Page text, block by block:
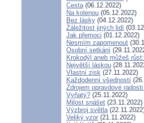
Cesta(06.12.2022)
Na kolenou (05.12.2022)
Bez lásky (04.12.2022)
Záležitost jiných lidí
Jak přemoci (01.12.2022)
Nesmím zapomenout
Osobní setkání
Krokodýl aneb můžeš
Největší láskou
Vlastní zisk (27.11.2022)
Každodenní všedností
Zdrojem opravdové
Vyňatý? (25.11.2022)
Milost snášet (23.11.2022)
Výzbroj světla
Veliký vzor (21.11.2022)